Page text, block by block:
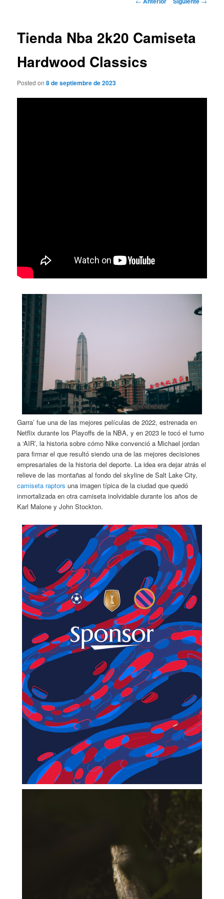
Tienda Nba 2k20 Camiseta
Hardwood Classics
Posted on8 de septiembre de 2023
Garra’ fue una de las mejores películas de 2022, estrenada en
Netflix durante los Playoffs de la NBA, y en 2023 le tocó el turno
a ‘AIR’, la historia sobre cómo Nike convenció a Michael jordan
para firmar el que resultó siendo una de las mejores decisiones
empresariales de la historia del deporte. La idea era dejar atrás el
relieve de las montañas al fondo del skyline de Salt Lake City,
camiseta raptors una imagen típica de la ciudad que quedó
inmortalizada en otra camiseta inolvidable durante los años de
Karl Malone y John Stockton.